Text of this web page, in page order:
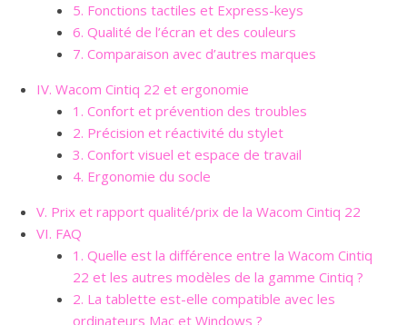
5. Fonctions tactiles et Express-keys
6. Qualité de l’écran et des couleurs
7. Comparaison avec d’autres marques
IV. Wacom Cintiq 22 et ergonomie
1. Confort et prévention des troubles
2. Précision et réactivité du stylet
3. Confort visuel et espace de travail
4. Ergonomie du socle
V. Prix et rapport qualité/prix de la Wacom Cintiq 22
VI. FAQ
1. Quelle est la différence entre la Wacom Cintiq
22 et les autres modèles de la gamme Cintiq ?
2. La tablette est-elle compatible avec les
ordinateurs Mac et Windows ?